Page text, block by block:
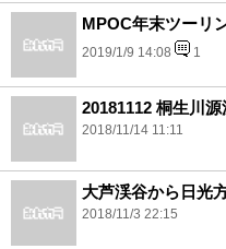
MPOC年末ツーリ
2019/1/9 14:08 1
20181112 桐生川源
2018/11/14 11:11
大芦渓谷から日光
2018/11/3 22:15